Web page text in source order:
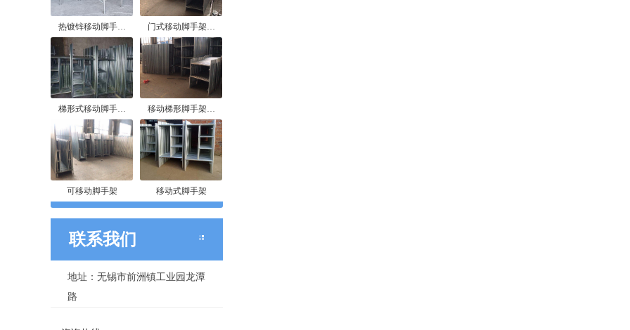
热镀锌移动脚手… 门式移动脚手架…
梯形式移动脚手… 移动梯形脚手架…
可移动脚手架 移动式脚手架
联系我们
地址：无锡市前洲镇工业园龙潭
路